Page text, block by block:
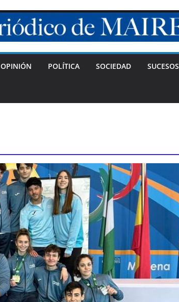
OPINIÓN POLÍTICA SOCIEDAD SUCESOS